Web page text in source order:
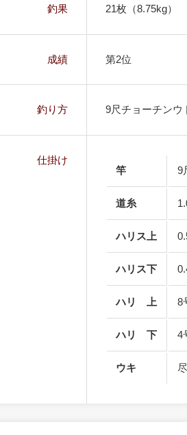
釣果 21枚（8.75kg）
成績 第2位
釣り方 9尺チョーチンウ
仕掛け
竿
9
道糸
ハリス上
ハリス下
ハリ 上 8
ハリ 下 4
ウキ